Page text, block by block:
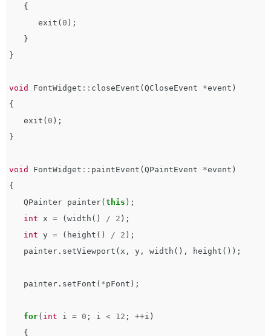
{
exit ( 0 );
}
}
void FontWidget :: closeEvent ( QCloseEvent *event )
{
exit ( 0 );
}
void FontWidget :: paintEvent ( QPaintEvent *event )
{
QPainter painter( this );
int x = ( width () / 2 );
int y = ( height () / 2 );
painter . setViewport ( x , y , width (), height ());
painter . setFont ( *pFont );
for( int i = 0 ; i < 12 ; ++i )
{